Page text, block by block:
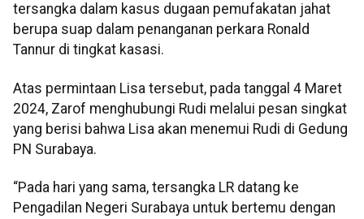
tersangka dalam kasus dugaan pemufakatan jahat
berupa suap dalam penanganan perkara Ronald
Tannur di tingkat kasasi.
Atas permintaan Lisa tersebut, pada tanggal 4 Maret
2024, Zarof menghubungi Rudi melalui pesan singkat
yang berisi bahwa Lisa akan menemui Rudi di Gedung
PN Surabaya.
“Pada hari yang sama, tersangka LR datang ke
Pengadilan Negeri Surabaya untuk bertemu dengan